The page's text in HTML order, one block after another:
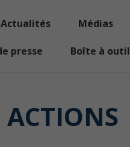
Actualités Médias
presse Boîte à
ACTIONS